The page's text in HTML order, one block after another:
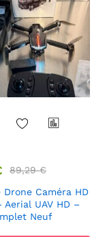
89,29€
Drone Caméra HD
Aerial UAV HD –
Neuf